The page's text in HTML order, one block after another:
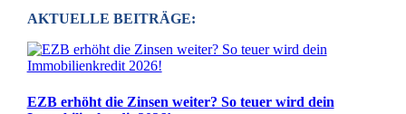
AKTUELLE BEITRÄGE:
EZB erhöht die Zinsen weiter? So teuer wird dein